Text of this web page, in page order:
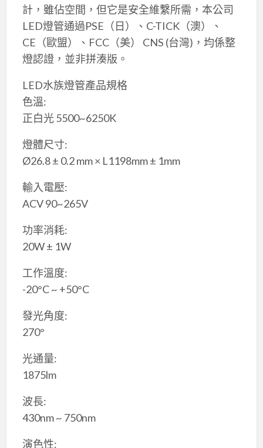
計，雖佔空間，但它是安全維繫所需，本公司
LED燈管通過PSE（日）、C-TICK（澳）、
CE（歐盟）、FCC（美） CNS (台灣)，均係整
燈認證，並非拼湊版。
LED水族燈管產品規格
色溫:
正白光 5500~6250K
燈體尺寸:
Ø26.8 ± 0.2 mm × L1198mm ± 1mm
輸入電壓:
ACV 90~265V
功率消耗:
20W ± 1W
工作溫度:
-20°C ~ +50°C
發光角度:
270°
光通量:
1875lm
波長:
430nm ~ 750nm
演色性: